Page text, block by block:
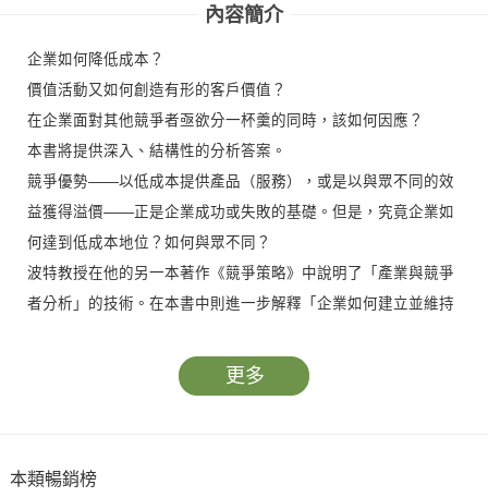
內容簡介
企業如何降低成本？
價值活動又如何創造有形的客戶價值？
在企業面對其他競爭者亟欲分一杯羹的同時，該如何因應？
本書將提供深入、結構性的分析答案。
競爭優勢——以低成本提供產品（服務），或是以與眾不同的效
益獲得溢價——正是企業成功或失敗的基礎。但是，究竟企業如
何達到低成本地位？如何與眾不同？
波特教授在他的另一本著作《競爭策略》中說明了「產業與競爭
者分析」的技術。在本書中則進一步解釋「企業如何建立並維持
如何採取特定行動提升競爭地位？
本書提供企業經理人，藉由成本或差異化創造競爭優勢的重要概
通路等方面，企業藉以形成競爭優勢的各種基本價值活動。
更多
本類暢銷榜